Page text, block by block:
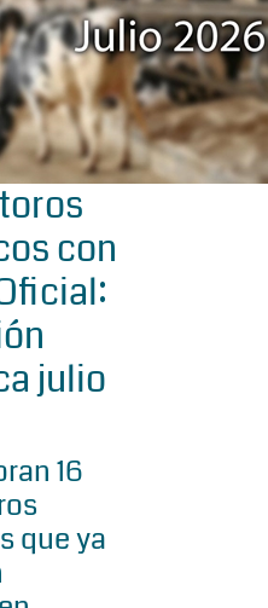
con
julio
16
que ya